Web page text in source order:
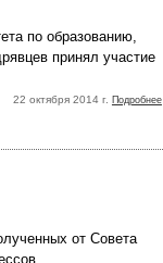
по образованию,
принял участие
22 октября 2014 г. Подробнее
от Совета